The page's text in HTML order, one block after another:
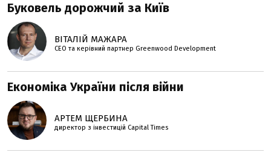
Буковель дорожчий за Київ
ВІТАЛІЙ МАЖАРА
CEO та керівний партнер Greenwood Development
Економіка України після війни
АРТЕМ ЩЕРБИНА
директор з інвестицій Capital Times